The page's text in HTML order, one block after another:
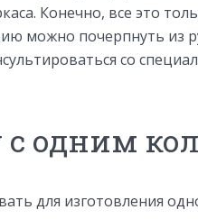
Конечно, все это
можно почерпнуть из
со
одним
для изготовления